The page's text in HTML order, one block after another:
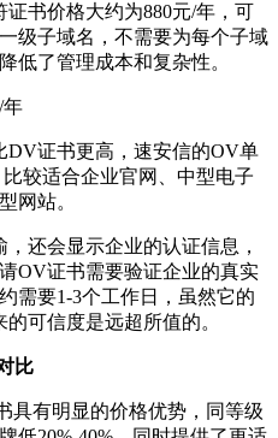
书价格大约为880元/年，可
级子域名，不需要为每个子域
低了管理成本和复杂性。
年
DV证书更高，速安信的OV单
较适合企业官网、中型电子
网站。
还会显示企业的认证信息，
OV证书需要验证企业的真实
需要1-3个工作日，虽然它的
可信度是远超所值的。
比
具有明显的价格优势，同等级